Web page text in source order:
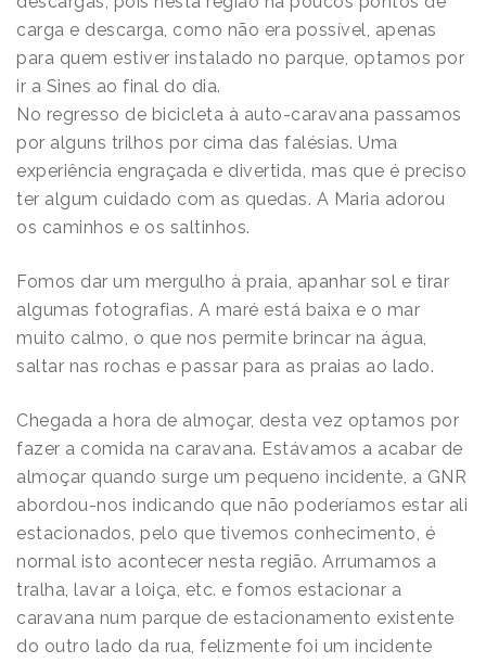
carga e descarga, como não era possível, apenas
para quem estiver instalado no parque, optamos por
ir a Sines ao final do dia.
No regresso de bicicleta à auto-caravana passamos
por alguns trilhos por cima das falésias. Uma
experiência engraçada e divertida, mas que é preciso
ter algum cuidado com as quedas. A Maria adorou
os caminhos e os saltinhos.
Fomos dar um mergulho à praia, apanhar sol e tirar
algumas fotografias. A maré está baixa e o mar
muito calmo, o que nos permite brincar na água,
saltar nas rochas e passar para as praias ao lado.
Chegada a hora de almoçar, desta vez optamos por
fazer a comida na caravana. Estávamos a acabar de
almoçar quando surge um pequeno incidente, a GNR
abordou-nos indicando que não poderíamos estar ali
estacionados, pelo que tivemos conhecimento, é
normal isto acontecer nesta região. Arrumamos a
tralha, lavar a loiça, etc. e fomos estacionar a
caravana num parque de estacionamento existente
do outro lado da rua, felizmente foi um incidente